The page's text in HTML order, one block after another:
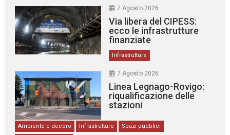
7 Agosto 2026
Via libera del CIPESS:
ecco le infrastrutture
finanziate
Infrastrutture
7 Agosto 2026
Linea Legnago-Rovigo:
riqualificazione delle
stazioni
Ambiente e decoro Infrastrutture
Spazi pubblici